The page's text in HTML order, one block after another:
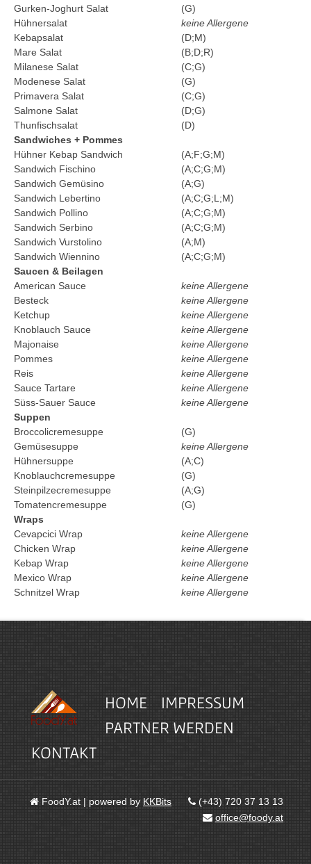
Gurken-Joghurt Salat
(G)
Hühnersalat
keine Allergene
Kebapsalat
(D;M)
Mare Salat
(B;D;R)
Milanese Salat
(C;G)
Modenese Salat
(G)
Primavera Salat
(C;G)
Salmone Salat
(D;G)
Thunfischsalat
(D)
Sandwiches + Pommes
Hühner Kebap Sandwich
(A;F;G;M)
Sandwich Fischino
(A;C;G;M)
Sandwich Gemüsino
(A;G)
Sandwich Lebertino
(A;C;G;L;M)
Sandwich Pollino
(A;C;G;M)
Sandwich Serbino
(A;C;G;M)
Sandwich Vurstolino
(A;M)
Sandwich Wiennino
(A;C;G;M)
Saucen & Beilagen
American Sauce
keine Allergene
Besteck
keine Allergene
Ketchup
keine Allergene
Knoblauch Sauce
keine Allergene
Majonaise
keine Allergene
Pommes
keine Allergene
Reis
keine Allergene
Sauce Tartare
keine Allergene
Süss-Sauer Sauce
keine Allergene
Suppen
Broccolicremesuppe
(G)
Gemüsesuppe
keine Allergene
Hühnersuppe
(A;C)
Knoblauchcremesuppe
(G)
Steinpilzecremesuppe
(A;G)
Tomatencremesuppe
(G)
Wraps
Cevapcici Wrap
keine Allergene
Chicken Wrap
keine Allergene
Kebap Wrap
keine Allergene
Mexico Wrap
keine Allergene
Schnitzel Wrap
keine Allergene
HOME
IMPRESSUM
PARTNER WERDEN
KONTAKT
FoodY.at | powered by KKBits
(+43) 720 37 13 13
office@foody.at